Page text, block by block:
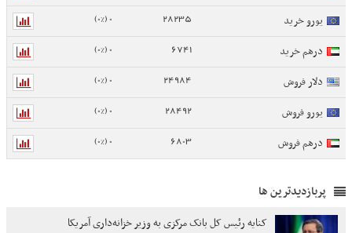
یورو خرید 28235
0 (0%)
درهم خرید 6741
0 (0%)
دلار فروش 24984
0 (0%)
یورو فروش 28492
0 (0%)
درهم فروش 6803
0 (0%)
پربازدیدترین ها
کنایه رئیس کل بانک مرکزی به وزیر خزانه‌داری آمریکا